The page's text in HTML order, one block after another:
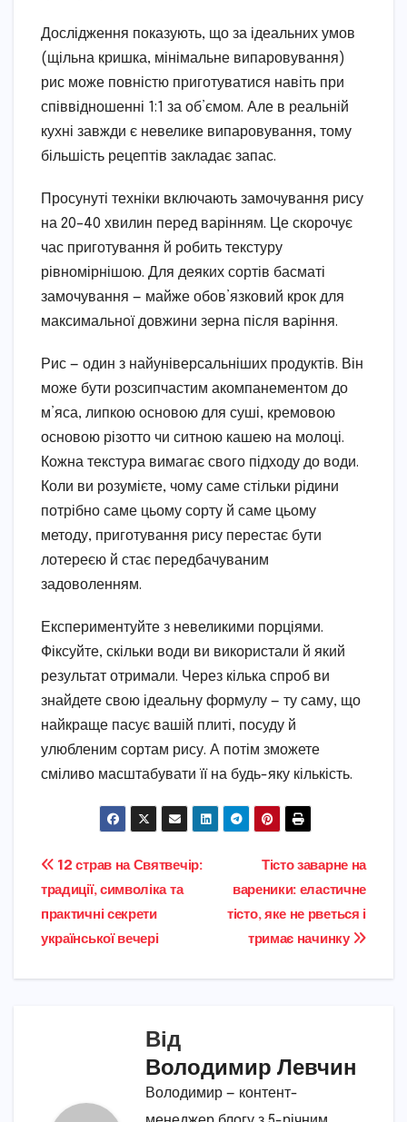
Дослідження показують, що за ідеальних умов
(щільна кришка, мінімальне випаровування)
рис може повністю приготуватися навіть при
співвідношенні 1:1 за об’ємом. Але в реальній
кухні завжди є невелике випаровування, тому
більшість рецептів закладає запас.
Просунуті техніки включають замочування рису
на 20–40 хвилин перед варінням. Це скорочує
час приготування й робить текстуру
рівномірнішою. Для деяких сортів басматі
замочування — майже обов’язковий крок для
максимальної довжини зерна після варіння.
Рис — один з найуніверсальніших продуктів. Він
може бути розсипчастим акомпанементом до
м’яса, липкою основою для суші, кремовою
основою різотто чи ситною кашею на молоці.
Кожна текстура вимагає свого підходу до води.
Коли ви розумієте, чому саме стільки рідини
потрібно саме цьому сорту й саме цьому
методу, приготування рису перестає бути
лотереєю й стає передбачуваним
задоволенням.
Експериментуйте з невеликими порціями.
Фіксуйте, скільки води ви використали й який
результат отримали. Через кілька спроб ви
знайдете свою ідеальну формулу — ту саму, що
найкраще пасує вашій плиті, посуду й
улюбленим сортам рису. А потім зможете
сміливо масштабувати її на будь-яку кількість.
Навігація
записів
Тісто заварне на
вареники: еластичне
тісто, яке не рветься і
тримає начинку
12 страв на Святвечір:
традиції, символіка та
практичні секрети
української вечері
Від
Володимир Левчин
Володимир — контент-